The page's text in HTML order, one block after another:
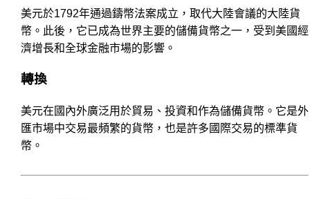
美元於1792年通過鑄幣法案成立，取代大陸會議的大陸貨
幣。此後，它已成為世界主要的儲備貨幣之一，受到美國經
濟增長和全球金融市場的影響。
轉換
美元在國內外廣泛用於貿易、投資和作為儲備貨幣。它是外
匯市場中交易最頻繁的貨幣，也是許多國際交易的標準貨
幣。